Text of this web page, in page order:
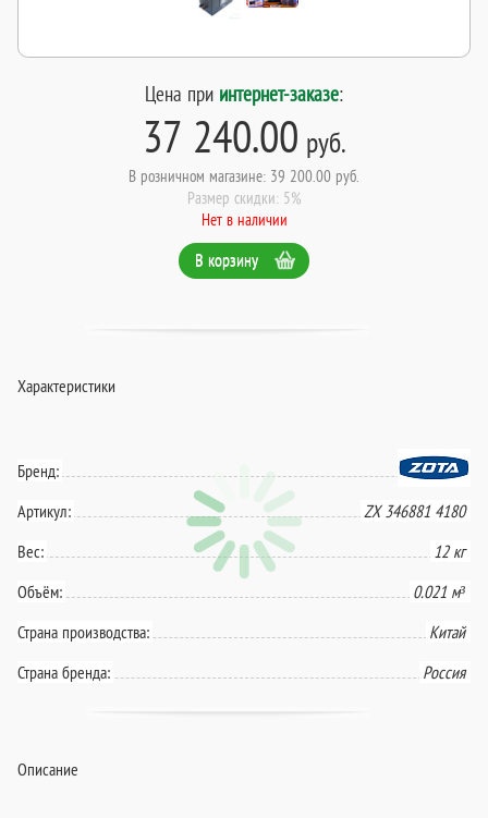
Цена при интернет-заказе:
37 240.00 руб.
В розничном магазине: 39 200.00 руб.
Размер скидки: 5%
Нет в наличии
В корзину
Характеристики
Бренд:
Артикул:
ZX 346881 4180
Вес:
12 кг
Объём:
0.021 м³
Страна производства:
Китай
Страна бренда:
Россия
Описание